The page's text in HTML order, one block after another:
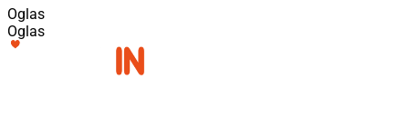
Oglas
Oglas